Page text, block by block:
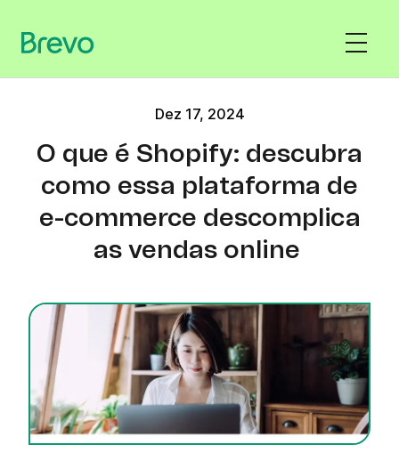
Dez 17, 2024
O que é Shopify: descubra
como essa plataforma de
e-commerce descomplica
as vendas online